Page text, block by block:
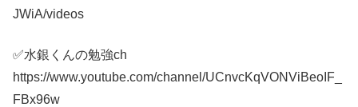
JWiA/videos
✅水銀くんの勉強ch
https://www.youtube.com/channel/UCnvcKqVONViBeoIF_
FBx96w